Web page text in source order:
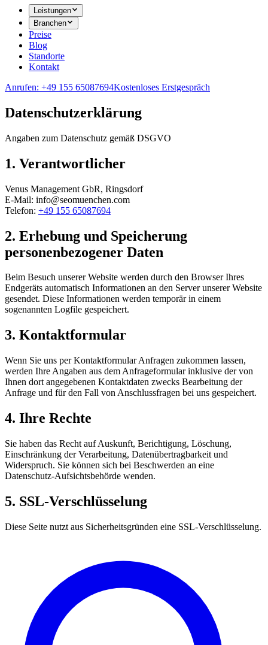
Leistungen
Branchen
Preise
Blog
Standorte
Kontakt
Anrufen: +49 155 65087694Kostenloses Erstgespräch
Datenschutzerklärung
Angaben zum Datenschutz gemäß DSGVO
1. Verantwortlicher
Venus Management GbR, Ringsdorf
E-Mail: info@seomuenchen.com
Telefon: +49 155 65087694
2. Erhebung und Speicherung
personenbezogener Daten
Beim Besuch unserer Website werden durch den Browser Ihres
Endgeräts automatisch Informationen an den Server unserer Website
gesendet. Diese Informationen werden temporär in einem
sogenannten Logfile gespeichert.
3. Kontaktformular
Wenn Sie uns per Kontaktformular Anfragen zukommen lassen,
werden Ihre Angaben aus dem Anfrageformular inklusive der von
Ihnen dort angegebenen Kontaktdaten zwecks Bearbeitung der
Anfrage und für den Fall von Anschlussfragen bei uns gespeichert.
4. Ihre Rechte
Sie haben das Recht auf Auskunft, Berichtigung, Löschung,
Einschränkung der Verarbeitung, Datenübertragbarkeit und
Widerspruch. Sie können sich bei Beschwerden an eine
Datenschutz-Aufsichtsbehörde wenden.
5. SSL-Verschlüsselung
Diese Seite nutzt aus Sicherheitsgründen eine SSL-Verschlüsselung.